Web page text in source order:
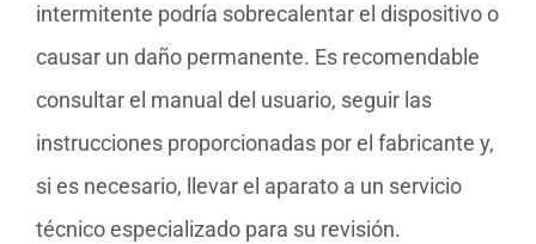
intermitente podría sobrecalentar el dispositivo o
causar un daño permanente. Es recomendable
consultar el manual del usuario, seguir las
instrucciones proporcionadas por el fabricante y,
si es necesario, llevar el aparato a un servicio
técnico especializado para su revisión.